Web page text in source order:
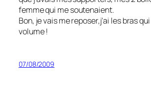
femme qui me soutenaient.
Bon, je vais me reposer,j’ai les bras
volume !
07/08/2009